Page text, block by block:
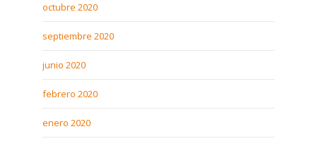
octubre 2020
septiembre 2020
junio 2020
febrero 2020
enero 2020